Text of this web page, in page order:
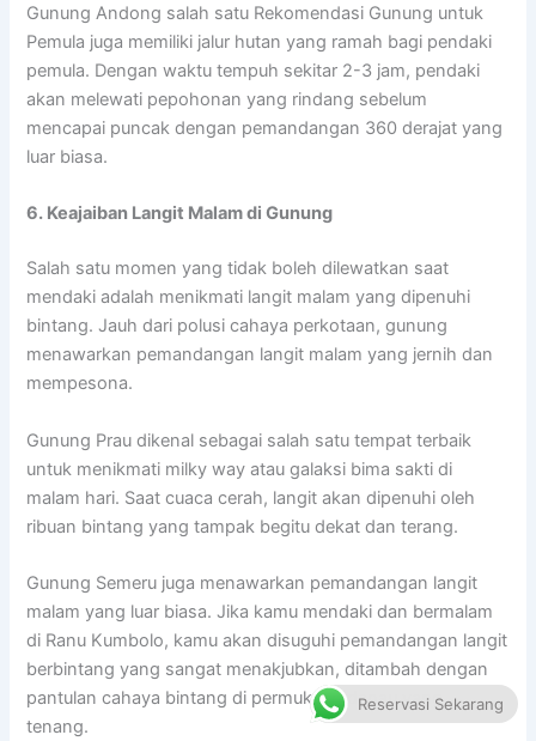
Gunung Andong salah satu Rekomendasi Gunung untuk
Pemula juga memiliki jalur hutan yang ramah bagi pendaki
pemula. Dengan waktu tempuh sekitar 2-3 jam, pendaki
akan melewati pepohonan yang rindang sebelum
mencapai puncak dengan pemandangan 360 derajat yang
luar biasa.
6. Keajaiban Langit Malam di Gunung
Salah satu momen yang tidak boleh dilewatkan saat
mendaki adalah menikmati langit malam yang dipenuhi
bintang. Jauh dari polusi cahaya perkotaan, gunung
menawarkan pemandangan langit malam yang jernih dan
mempesona.
Gunung Prau dikenal sebagai salah satu tempat terbaik
untuk menikmati milky way atau galaksi bima sakti di
malam hari. Saat cuaca cerah, langit akan dipenuhi oleh
ribuan bintang yang tampak begitu dekat dan terang.
Gunung Semeru juga menawarkan pemandangan langit
malam yang luar biasa. Jika kamu mendaki dan bermalam
di Ranu Kumbolo, kamu akan disuguhi pemandangan langit
berbintang yang sangat menakjubkan, ditambah dengan
pantulan cahaya bintang di permukaan danau yang
tenang.
Reservasi Sekarang